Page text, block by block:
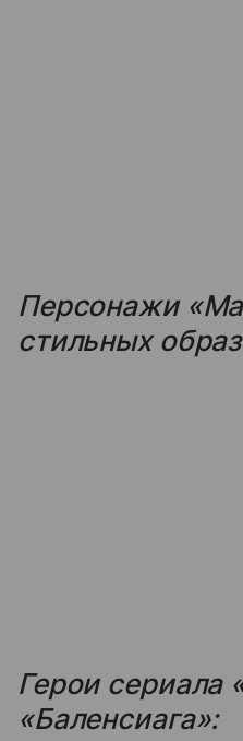
Персонажи
стильных
Герои сериала
«Баленсиага»: